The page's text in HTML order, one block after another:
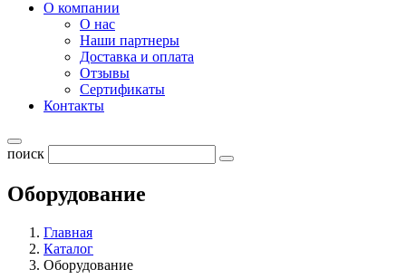
О компании
О нас
Наши партнеры
Доставка и оплата
Отзывы
Сертификаты
Контакты
поиск
Оборудование
Главная
Каталог
Оборудование